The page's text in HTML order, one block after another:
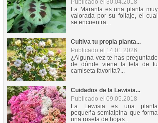
Publicado el 30.04.2018
La Maranta es una planta muy
valorada por su follaje, el cual
se encuentra...
Cultiva tu propia planta...
Publicado el 14.01.2026
¿Alguna vez te has preguntado
de dónde viene la tela de tu
camiseta favorita?...
Cuidados de la Lewisia...
Publicado el 09.05.2018
La Lewisia es una planta
pequeña semialpina que forma
una roseta de hojas...